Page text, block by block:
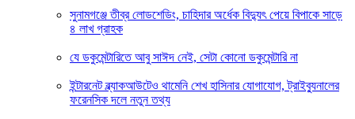
সুনামগঞ্জে তীব্র লোডশেডিং, চাহিদার অর্ধেক বিদ্যুৎ পেয়ে বিপাকে সাড়ে
৪ লাখ গ্রাহক
যে ডকুমেন্টারিতে আবু সাঈদ নেই, সেটা কোনো ডকুমেন্টারি না
ইন্টারনেট ব্ল্যাকআউটেও থামেনি শেখ হাসিনার যোগাযোগ, ট্রাইব্যুনালের
ফরেনসিক দলে নতুন তথ্য